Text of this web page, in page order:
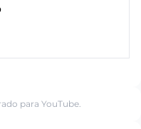
para YouTube.